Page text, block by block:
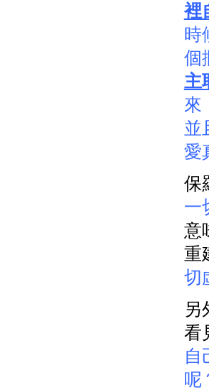
裡
時
個
主
來
並
愛
保
一
意
重
切
另
看
自
呢